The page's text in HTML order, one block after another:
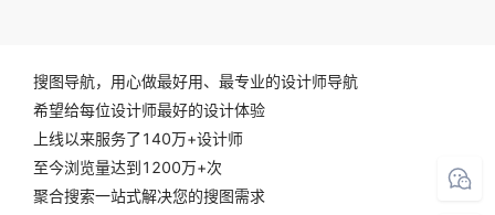
搜图导航，用心做最好用、最专业的设计师导航
希望给每位设计师最好的设计体验
上线以来服务了140万+设计师
至今浏览量达到1200万+次
聚合搜索一站式解决您的搜图需求